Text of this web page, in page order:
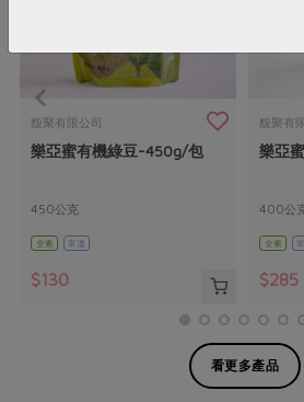
馥聚有限公司
樂亞蜜有機綠豆-450g/包
450公克
全素 常溫
$130
馥聚有
樂亞
400公
全素
$285
看更多產品